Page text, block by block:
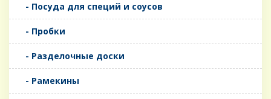
- Посуда для специй и соусов
- Пробки
- Разделочные доски
- Рамекины